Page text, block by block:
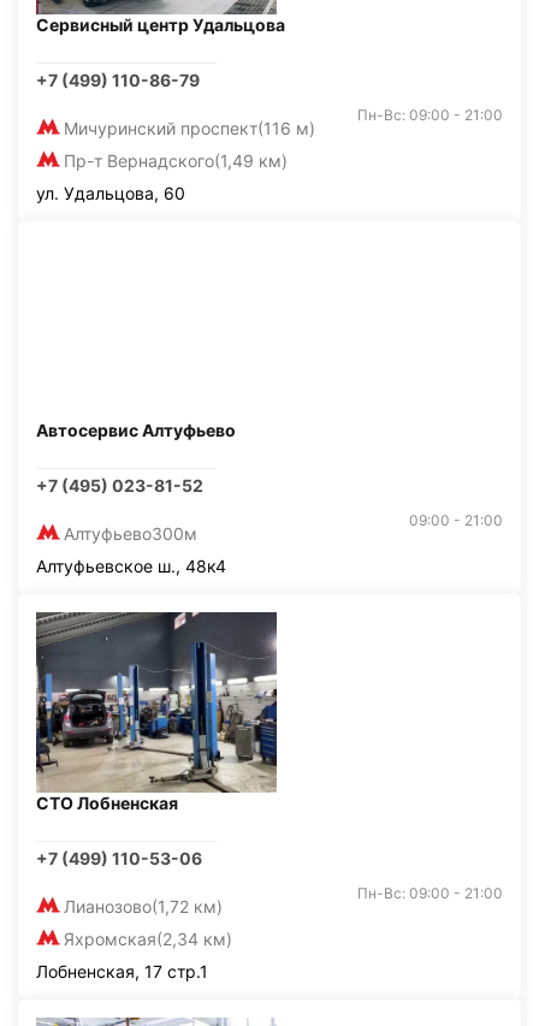
Сервисный центр Удальцова
+7 (499) 110-86-79
Мичуринский проспект(116 м)
Пр-т Вернадского(1,49 км)
Пн-Вс: 09:00 - 21:00
ул. Удальцова, 60
Автосервис Алтуфьево
+7 (495) 023-81-52
Алтуфьево300м
09:00 - 21:00
Алтуфьевское ш., 48к4
СТО Лобненская
+7 (499) 110-53-06
Лианозово(1,72 км)
Яхромская(2,34 км)
Пн-Вс: 09:00 - 21:00
Лобненская, 17 стр.1